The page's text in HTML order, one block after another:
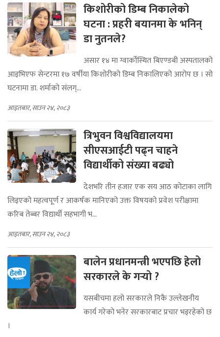
किशोरीको डिम्ब निकालेको
घटना : प्रहरी बयानमा के भनिन्
डा नुतनले?
असार १४ मा ग्वार्कोस्थित बिएण्डबी अस्पतालको
आइभिएफ सेन्टरमा १७ वर्षीया किशोरीको डिम्ब निकालिएको आरोप छ । सो
घटनामा डा. शर्माको संलग्...
आइतबार, साउन २४, २०८३
त्रिभुवन विश्वविद्यालयमा
सीएसआईटी पढ्न चाहने
विद्यार्थीको संख्या बढ्यो
देशभरि तीन हजार एक सय आठ कोटाका लागि
लिइएको महत्वपूर्ण र आकर्षक मानिएको उक्त विषयको प्रवेश परीक्षामा
करिब तेब्बर विद्यार्थी सहभागी भ...
आइतबार, साउन २४, २०८३
बालेन प्रधानमन्त्री भएपछि हेलो
सरकारले के गर्‍यो ?
यसबीचमा हलो सरकारले निकै उल्लेखनीय
कार्य गरेको भनेर सरकारबाट प्रचार भइरहेको छ
।